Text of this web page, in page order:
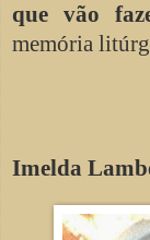
que vão
memória
Imelda